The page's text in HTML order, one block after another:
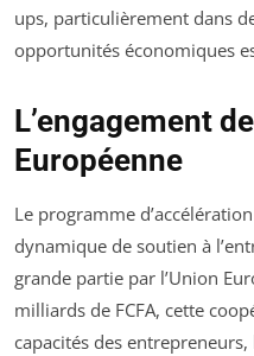
ups, particulièrement dans
opportunités économiques
L’engagement
Européenne
Le programme
dynamique de soutien à
grande partie par l’Union
milliards de FCFA, cette
capacités des